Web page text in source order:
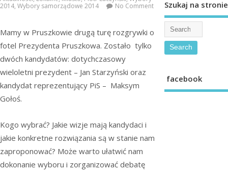
2014, Wybory samorządowe 2014 No Comment
Mamy w Pruszkowie drugą turę rozgrywki o
fotel Prezydenta Pruszkowa. Zostało tylko
dwóch kandydatów: dotychczasowy
wieloletni prezydent – Jan Starzyński oraz
kandydat reprezentujący PiS – Maksym
Gołoś.
Kogo wybrać? Jakie wizje mają kandydaci i
jakie konkretne rozwiązania są w stanie nam
zaproponować? Może warto ułatwić nam
dokonanie wyboru i zorganizować debatę
Szukaj na stronie
facebook